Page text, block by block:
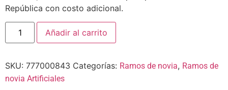
República con costo adicional.
Añadir al carrito
SKU: 777000843 Categorías: Ramos de novia, Ramos de
novia Artificiales